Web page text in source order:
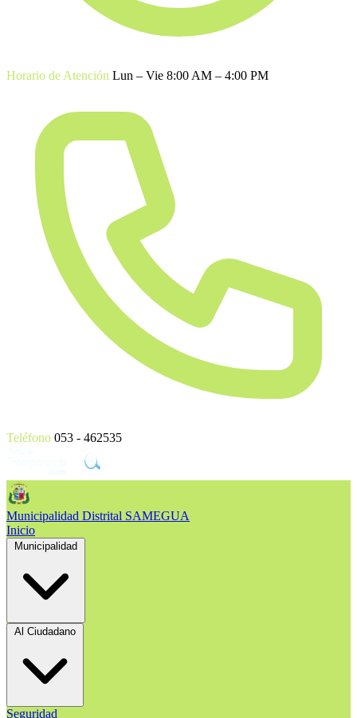
Horario de Atención Lun – Vie 8:00 AM – 4:00 PM
Teléfono 053 - 462535
Municipalidad Distrital SAMEGUA
Inicio
Municipalidad
Al Ciudadano
Seguridad